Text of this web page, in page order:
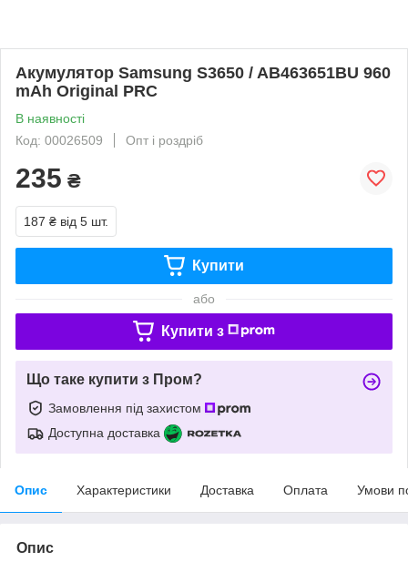
Акумулятор Samsung S3650 / AB463651BU 960
mAh Original PRC
В наявності
Код: 00026509
Опт і роздріб
235 ₴
187 ₴ від 5 шт.
Купити
або
Купити з
Що таке купити з Пром?
Замовлення під захистом
Доступна доставка
Опис Характеристики Доставка Оплата Умови
Опис